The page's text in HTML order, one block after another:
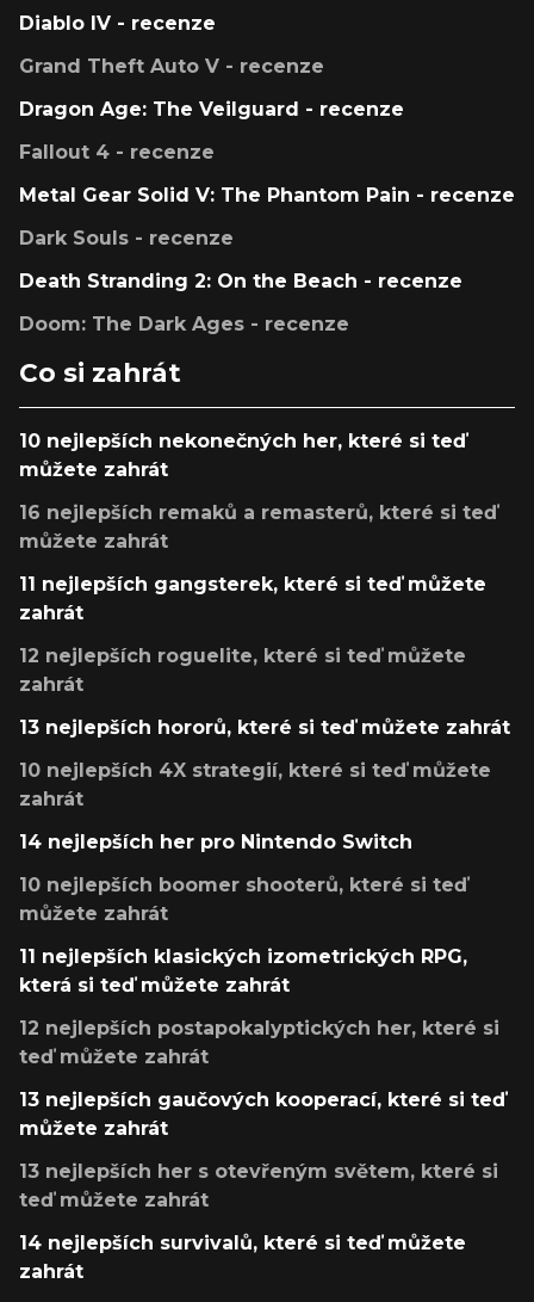
Diablo IV - recenze
Grand Theft Auto V - recenze
Dragon Age: The Veilguard - recenze
Fallout 4 - recenze
Metal Gear Solid V: The Phantom Pain - recenze
Dark Souls - recenze
Death Stranding 2: On the Beach - recenze
Doom: The Dark Ages - recenze
Co si zahrát
10 nejlepších nekonečných her, které si teď
můžete zahrát
16 nejlepších remaků a remasterů, které si teď
můžete zahrát
11 nejlepších gangsterek, které si teď můžete
zahrát
12 nejlepších roguelite, které si teď můžete
zahrát
13 nejlepších hororů, které si teď můžete zahrát
10 nejlepších 4X strategií, které si teď můžete
zahrát
14 nejlepších her pro Nintendo Switch
10 nejlepších boomer shooterů, které si teď
můžete zahrát
11 nejlepších klasických izometrických RPG,
která si teď můžete zahrát
12 nejlepších postapokalyptických her, které si
teď můžete zahrát
13 nejlepších gaučových kooperací, které si teď
můžete zahrát
13 nejlepších her s otevřeným světem, které si
teď můžete zahrát
14 nejlepších survivalů, které si teď můžete
zahrát